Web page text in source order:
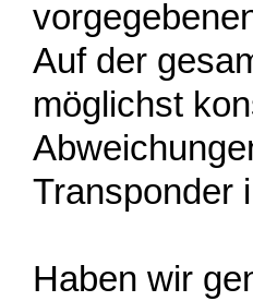
Auf der
möglichst
Transponder
Haben wir